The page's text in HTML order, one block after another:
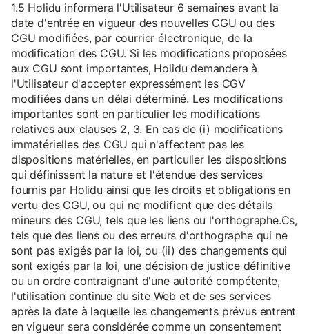
1.5 Holidu informera l'Utilisateur 6 semaines avant la
date d'entrée en vigueur des nouvelles CGU ou des
CGU modifiées, par courrier électronique, de la
modification des CGU. Si les modifications proposées
aux CGU sont importantes, Holidu demandera à
l'Utilisateur d'accepter expressément les CGV
modifiées dans un délai déterminé. Les modifications
importantes sont en particulier les modifications
relatives aux clauses 2, 3. En cas de (i) modifications
immatérielles des CGU qui n'affectent pas les
dispositions matérielles, en particulier les dispositions
qui définissent la nature et l'étendue des services
fournis par Holidu ainsi que les droits et obligations en
vertu des CGU, ou qui ne modifient que des détails
mineurs des CGU, tels que les liens ou l'orthographe.Cs,
tels que des liens ou des erreurs d'orthographe qui ne
sont pas exigés par la loi, ou (ii) des changements qui
sont exigés par la loi, une décision de justice définitive
ou un ordre contraignant d'une autorité compétente,
l'utilisation continue du site Web et de ses services
après la date à laquelle les changements prévus entrent
en vigueur sera considérée comme un consentement